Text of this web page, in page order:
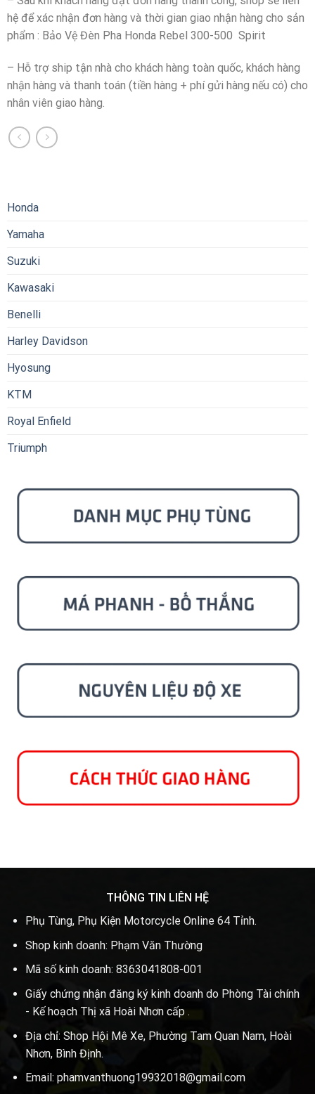
hệ để xác nhận đơn hàng và thời gian giao nhận hàng cho sản
phẩm : Bảo Vệ Đèn Pha Honda Rebel 300-500 Spirit
– Hỗ trợ ship tận nhà cho khách hàng toàn quốc, khách hàng
nhận hàng và thanh toán (tiền hàng + phí gửi hàng nếu có) cho
nhân viên giao hàng.
Honda
Yamaha
Suzuki
Kawasaki
Benelli
Harley Davidson
Hyosung
KTM
Royal Enfield
Triumph
THÔNG TIN LIÊN HỆ
Phụ Tùng, Phụ Kiện Motorcycle Online 64 Tỉnh.
Shop kinh doanh: Phạm Văn Thường
Mã số kinh doanh: 8363041808-001
Giấy chứng nhận đăng ký kinh doanh do Phòng Tài chính
- Kế hoạch Thị xã Hoài Nhơn cấp .
Địa chỉ: Shop Hội Mê Xe, Phường Tam Quan Nam, Hoài
Nhơn, Bình Định.
Email: phamvanthuong19932018@gmail.com